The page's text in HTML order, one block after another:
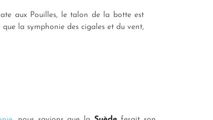
aux Pouilles, le talon de la botte est
que la symphonie des cigales et du vent,